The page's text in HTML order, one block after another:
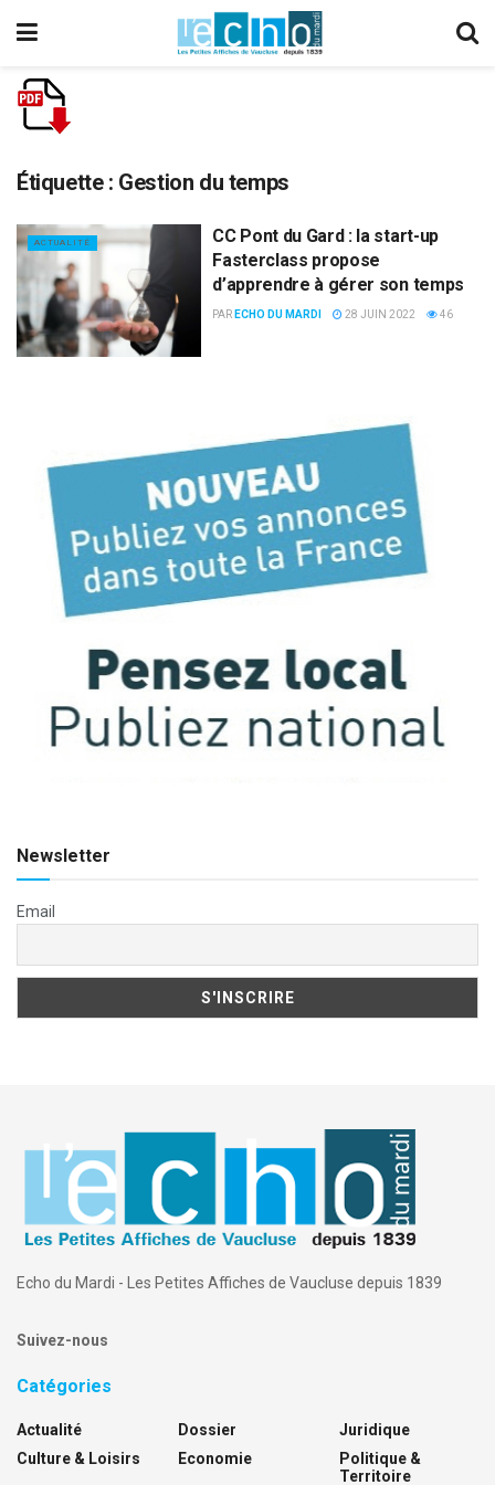
Étiquette : Gestion du temps
ACTUALITÉ
CC Pont du Gard : la start-up
Fasterclass propose
d’apprendre à gérer son temps
PAR ECHO DU MARDI 28 JUIN 2022 46
Newsletter
Email
Echo du Mardi - Les Petites Affiches de Vaucluse depuis 1839
Suivez-nous
Catégories
Actualité
Culture & Loisirs
Dossier
Economie
Juridique
Politique &
Territoire